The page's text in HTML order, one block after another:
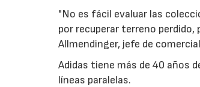
"No es fácil evaluar las
por recuperar terreno perdido,
Allmendinger, jefe de
Adidas tiene más de 40 años
líneas paralelas.